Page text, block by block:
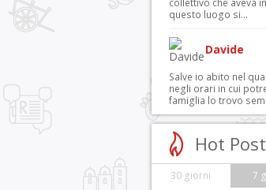
collettivo che aveva
questo luogo si...
Davide
Salve io abito nel
negli orari in cui
famiglia lo trovo
Hot Post
30 giorni 7